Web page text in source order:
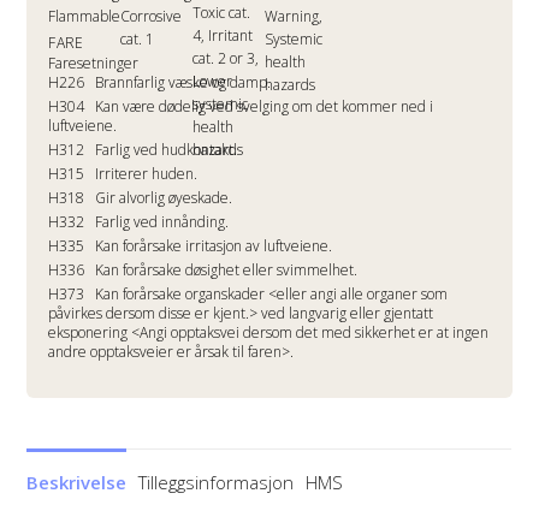
FARE
Faresetninger
H226 Brannfarlig væske og damp.
H304 Kan være dødelig ved svelging om det kommer ned i
luftveiene.
H312 Farlig ved hudkontakt.
H315
Irriterer huden.
H318
Gir alvorlig øyeskade.
H332 Farlig ved innånding.
H335
Kan forårsake irritasjon av luftveiene.
H336 Kan forårsake døsighet eller svimmelhet.
H373
Kan forårsake organskader <eller angi alle organer som
påvirkes dersom disse er kjent.> ved langvarig eller gjentatt
eksponering <Angi opptaksvei dersom det med sikkerhet er at ingen
andre opptaksveier er årsak til faren>.
Beskrivelse Tilleggsinformasjon HMS